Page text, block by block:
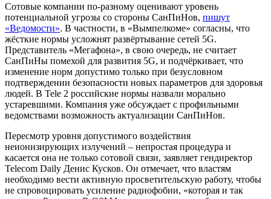
Сотовые компании по-разному оценивают уровень
потенциальной угрозы со стороны СанПиНов, пишут
«Ведомости». В частности, в «Вымпелкоме» согласны, что
жёсткие нормы усложнят развёртывание сетей 5G.
Представитель «Мегафона», в свою очередь, не считает
СанПиНы помехой для развития 5G, и подчёркивает, что
изменение норм допустимо только при безусловном
подтверждении безопасности новых параметров для здоровья
людей. В Tele 2 российские нормы назвали морально
устаревшими. Компания уже обсуждает с профильными
ведомствами возможность актуализации СанПиНов.
Пересмотр уровня допустимого воздействия
неионизирующих излучений – непростая процедура и
касается она не только сотовой связи, заявляет гендиректор
Telecom Daily Денис Кусков. Он отмечает, что властям
необходимо вести активную просветительскую работу, чтобы
не спровоцировать усиление радиофобии, «которая и так